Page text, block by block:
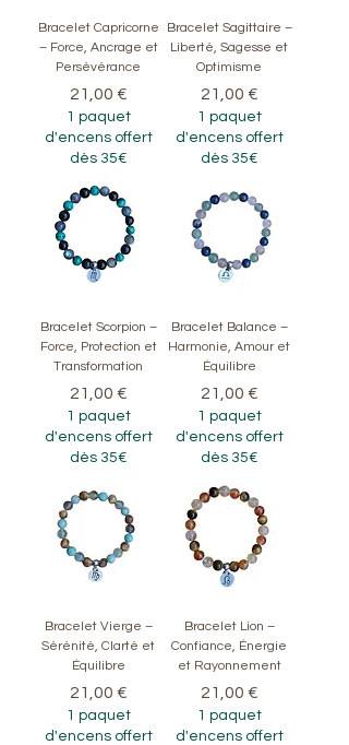
Bracelet Capricorne
– Force, Ancrage et
Persévérance
Prix
21,00 €
1 paquet
d'encens offert
dès 35€
Bracelet Sagittaire –
Liberté, Sagesse et
Optimisme
Prix
21,00 €
1 paquet
d'encens offert
dès 35€
Bracelet Scorpion –
Force, Protection et
Transformation
Prix
21,00 €
1 paquet
d'encens offert
dès 35€
Bracelet Balance –
Harmonie, Amour et
Équilibre
Prix
21,00 €
1 paquet
d'encens offert
dès 35€
Bracelet Vierge –
Sérénité, Clarté et
Équilibre
Prix
21,00 €
1 paquet
d'encens offert
Bracelet Lion –
Confiance, Énergie
et Rayonnement
Prix
21,00 €
1 paquet
d'encens offert